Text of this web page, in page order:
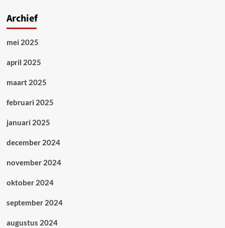
Archief
mei 2025
april 2025
maart 2025
februari 2025
januari 2025
december 2024
november 2024
oktober 2024
september 2024
augustus 2024